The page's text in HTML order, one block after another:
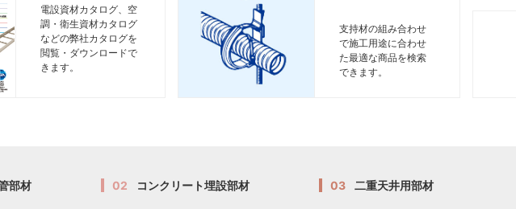
電設資材カタログ、空
調・衛生資材カタログ
などの弊社カタログを
閲覧・ダウンロードで
きます。
支持材の組み合わせ
で施工用途に合わせ
た最適な商品を検索
できます。
部材 02 コンクリート埋設部材 03 二重天井用部材